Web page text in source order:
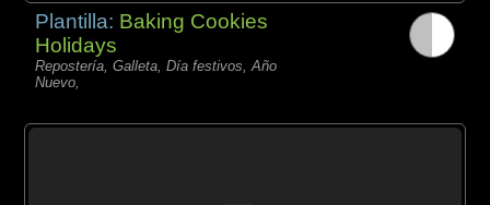
Plantilla: Baking Cookies
Holidays
Repostería, Galleta, Día festivos, Año
Nuevo,